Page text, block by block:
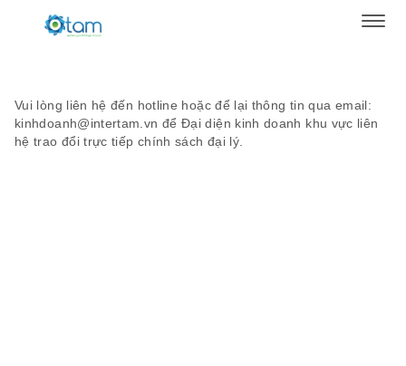
Vui lòng liên hệ đến hotline hoặc để lại thông tin qua email:
kinhdoanh@intertam.vn để Đại diện kinh doanh khu vực liên
hệ trao đổi trực tiếp chính sách đại lý.